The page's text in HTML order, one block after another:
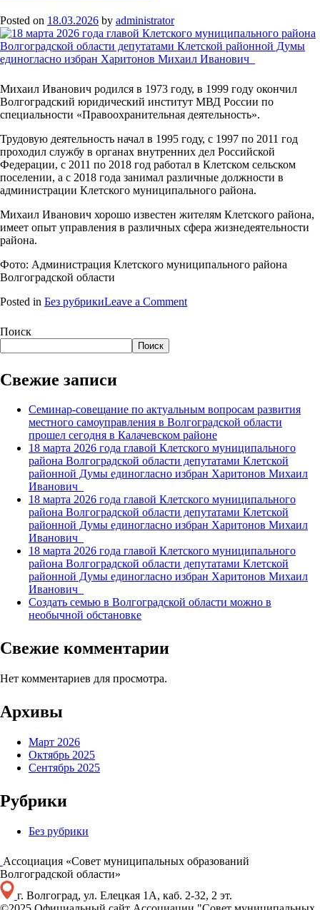
Клетской
районной
Думы
избран
Харитонов
Михаил
Иванович
Posted on 18.03.2026 by administrator
Михаил Иванович родился в 1973 году, в 1999 году окончил
Волгоградский юридический институт МВД России по
специальности «Правоохранительная деятельность».
Трудовую деятельность начал в 1995 году, с 1997 по 2011 год
проходил службу в органах внутренних дел Российской
Федерации, с 2011 по 2018 год работал в Клетском сельском
поселении, а с 2018 года занимал различные должности в
администрации Клетского муниципального района.
Михаил Иванович хорошо известен жителям Клетского района,
имеет опыт управления в различных сфера жизнедеятельности
района.
Фото: Администрация Клетского муниципального района
Волгоградской области
Posted in Без рубрикиLeave a Commenton
Волгоградской
области
депутатами
Клетской
районной
Думы
избран
Харитонов
Михаил
Поиск
Поиск
Свежие записи
Семинар-совещание по актуальным вопросам развития
местного самоуправления в Волгоградской области
прошел сегодня в Калачевском районе
18 марта 2026 года главой Клетского муниципального
района Волгоградской области депутатами Клетской
районной Думы единогласно избран Харитонов Михаил
Иванович
18 марта 2026 года главой Клетского муниципального
района Волгоградской области депутатами Клетской
районной Думы единогласно избран Харитонов Михаил
Иванович
18 марта 2026 года главой Клетского муниципального
района Волгоградской области депутатами Клетской
районной Думы единогласно избран Харитонов Михаил
Иванович
Создать семью в Волгоградской области можно в
необычной обстановке
Свежие комментарии
Нет комментариев для просмотра.
Архивы
Март 2026
Октябрь 2025
Сентябрь 2025
Рубрики
Без рубрики
Ассоциация «Совет муниципальных образований
Волгоградской области»
г. Волгоград, ул. Елецкая 1А, каб. 2-32, 2 эт.